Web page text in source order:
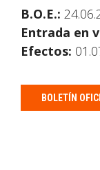
B.O.E.:
Entrada en
Efectos:
BOLETÍN